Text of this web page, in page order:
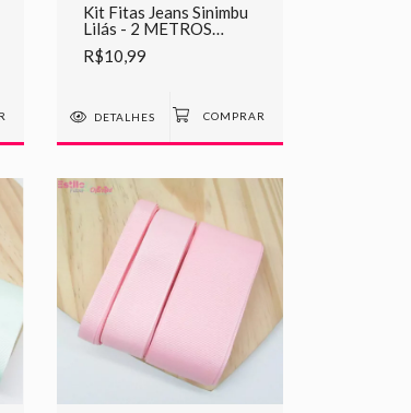
Kit Fitas Jeans Sinimbu
Lilás - 2 METROS
CADA
R$10,99
DETALHES